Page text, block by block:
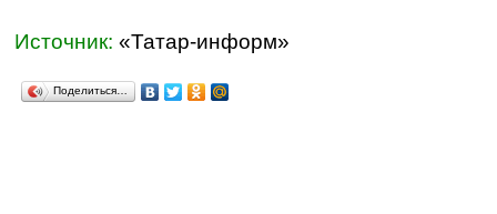
Источник: «Татар-информ»
Поделиться…